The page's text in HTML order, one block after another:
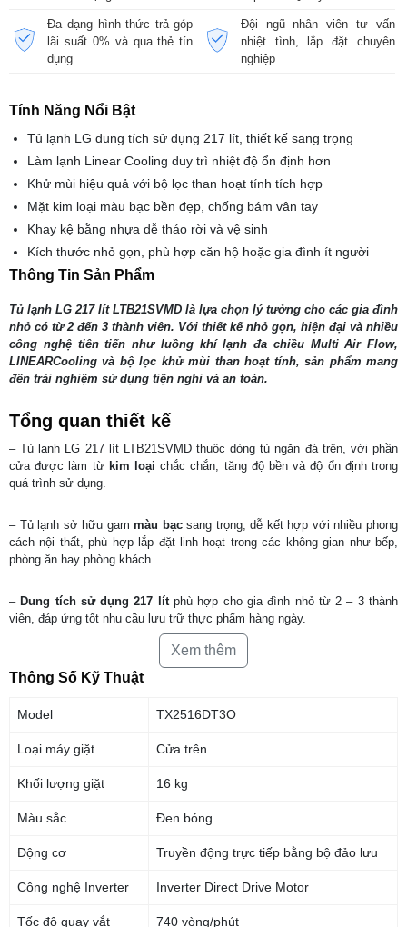
Đa dạng hình thức trả góp
lãi suất 0% và qua thẻ tín
dụng
Đội ngũ nhân viên tư vấn
nhiệt tình, lắp đặt chuyên
nghiệp
Tính Năng Nổi Bật
Tủ lạnh LG dung tích sử dụng 217 lít, thiết kế sang trọng
Làm lạnh Linear Cooling duy trì nhiệt độ ổn định hơn
Khử mùi hiệu quả với bộ lọc than hoạt tính tích hợp
Mặt kim loại màu bạc bền đẹp, chống bám vân tay
Khay kệ bằng nhựa dễ tháo rời và vệ sinh
Kích thước nhỏ gọn, phù hợp căn hộ hoặc gia đình ít người
Thông Tin Sản Phẩm
Tủ lạnh LG 217 lít LTB21SVMD là lựa chọn lý tưởng cho các gia đình
nhỏ có từ 2 đến 3 thành viên. Với thiết kế nhỏ gọn, hiện đại và nhiều
công nghệ tiên tiến như luồng khí lạnh đa chiều Multi Air Flow,
LINEARCooling và bộ lọc khử mùi than hoạt tính, sản phẩm mang
đến trải nghiệm sử dụng tiện nghi và an toàn.
Tổng quan thiết kế
– Tủ lạnh LG 217 lít LTB21SVMD thuộc dòng tủ ngăn đá trên, với phần
cửa được làm từ kim loại chắc chắn, tăng độ bền và độ ổn định trong
quá trình sử dụng.
– Tủ lạnh sở hữu gammàu bạcsang trọng, dễ kết hợp với nhiều phong
cách nội thất, phù hợp lắp đặt linh hoạt trong các không gian như bếp,
phòng ăn hay phòng khách.
– Dung tích sử dụng 217 lítphù hợp cho gia đình nhỏ từ 2 – 3 thành
viên, đáp ứng tốt nhu cầu lưu trữ thực phẩm hàng ngày.
Xem thêm
Thông Số Kỹ Thuật
Model TX2516DT3O
Loại máy giặt Cửa trên
Khối lượng giặt 16 kg
Màu sắc Đen bóng
Động cơ Truyền động trực tiếp bằng bộ đảo lưu
Công nghệ Inverter Inverter Direct Drive Motor
Tốc độ quay vắt 740 vòng/phút